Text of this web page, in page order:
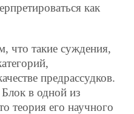
как
что такие суждения,
предрассудков.
в одной из
теория его научного